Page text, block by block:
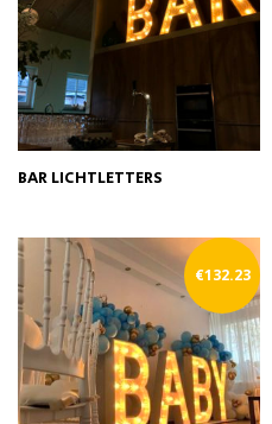
BAR LICHTLETTERS
€132.23